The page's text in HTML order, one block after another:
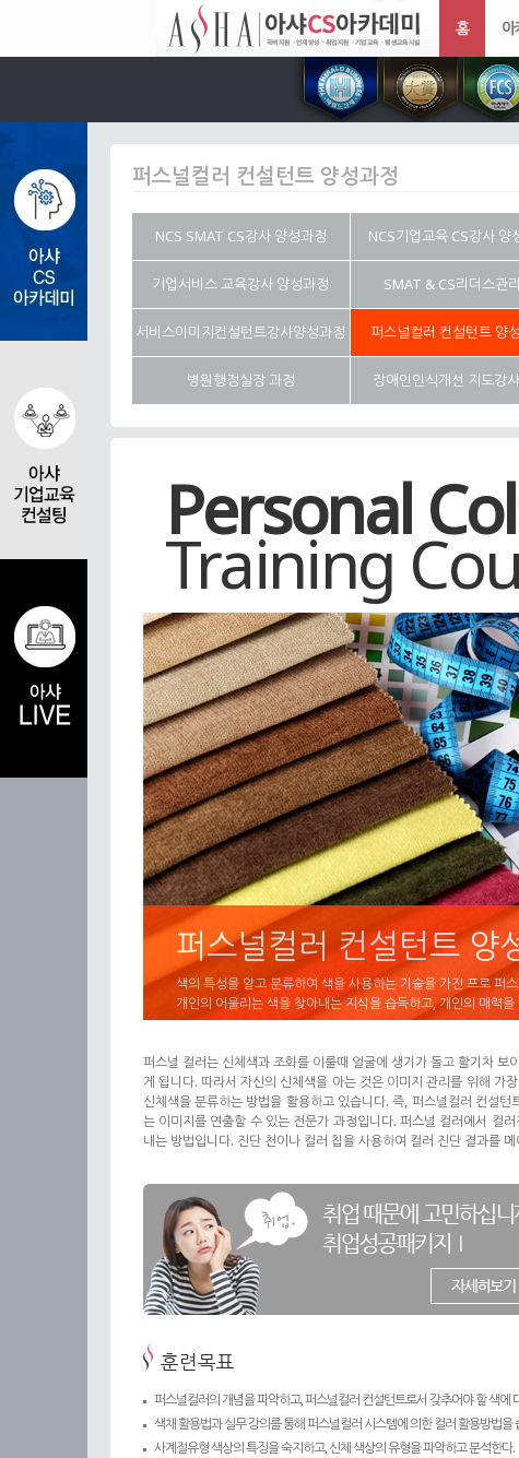
홈 아
퍼스널컬러 컨설턴트 양성과정
NCS SMAT CS강사 양성과정 NCS기업교육 CS강사 양
기업서비스 교육강사 양성과정 SMAT & CS리더스관
서비스이미지컨설턴트강사양성과정 퍼스널컬러 컨설턴트 양
병원행정실장 과정 장애인인식개선 지도강
Personal
Training
퍼스널컬러 컨설턴트 양
색의 특성을 알고 분류하여 색을 사용하는 기술을 가진 프로 퍼
개인의 어울리는 색을 찾아내는 지식을 습득하고, 개인의 매력
퍼스널 컬러는 신체색과 조화를 이룰때 얼굴에 생기가 돌고 활기차
게 됩니다. 따라서 자신의 신체색을 아는 것은 이미지 관리를 위해 가
신체색을 분류하는 방법을 활용하고 있습니다. 즉, 퍼스널컬러 컨설
는 이미지를 연출할 수 있는 전문가 과정입니다. 퍼스널 컬러에서 컬
내는 방법입니다. 진단 천이나 컬러 칩을 사용하여 컬러 진단 결과를
훈련목표
퍼스널컬러의 개념을 파악하고, 퍼스널컬러 컨설턴트로서 갖추어야 할 색에
색채 활용법과 실무 강의를 통해 퍼스널컬러 시스템에 의한 컬러 활용방법을
사계절유형 색상의 특징을 숙지하고, 신체 색상의 유형을 파악하고 분석한다.